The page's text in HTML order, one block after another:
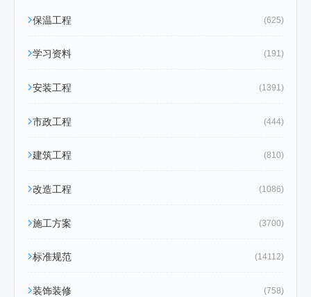
保温工程 (625)
学习资料 (191)
安装工程 (1391)
市政工程 (444)
建筑工程 (810)
改造工程 (1086)
施工方案 (3700)
标准规范 (14112)
装饰装修 (758)